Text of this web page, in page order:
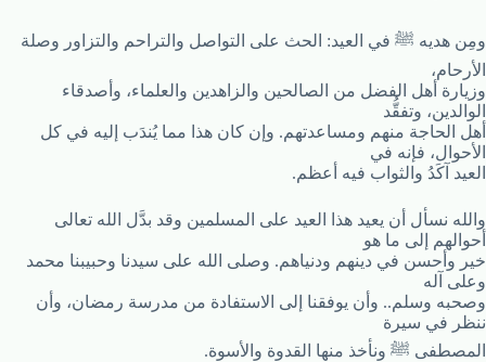
ومِن هديه ﷺ في العيد: الحث على التواصل والتراحم والتزاور وصلة
الأرحام،
وزيارة أهل الفضل من الصالحين والزاهدين والعلماء، وأصدقاء
الوالدين، وتفقُّد
أهل الحاجة منهم ومساعدتهم. وإن كان هذا مما يُندَب إليه في كل
الأحوال، فإنه في
العيد آكَدُ والثواب فيه أعظم.
والله نسأل أن يعيد هذا العيد على المسلمين وقد بدَّل الله تعالى
أحوالهم إلى ما هو
خير وأحسن في دينهم ودنياهم. وصلى الله على سيدنا وحبيبنا محمد
وعلى آله
وصحبه وسلم.. وأن يوفقنا إلى الاستفادة من مدرسة رمضان، وأن
ننظر في سيرة
المصطفى ﷺ ونأخذ منها القدوة والأسوة.